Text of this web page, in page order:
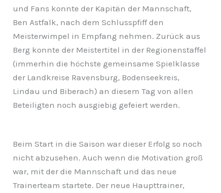
und Fans konnte der Kapitän der Mannschaft,
Ben Astfalk, nach dem Schlusspfiff den
Meisterwimpel in Empfang nehmen. Zurück aus
Berg konnte der Meistertitel in der Regionenstaffel
(immerhin die höchste gemeinsame Spielklasse
der Landkreise Ravensburg, Bodenseekreis,
Lindau und Biberach) an diesem Tag von allen
Beteiligten noch ausgiebig gefeiert werden.
Beim Start in die Saison war dieser Erfolg so noch
nicht abzusehen. Auch wenn die Motivation groß
war, mit der die Mannschaft und das neue
Trainerteam startete. Der neue Haupttrainer,